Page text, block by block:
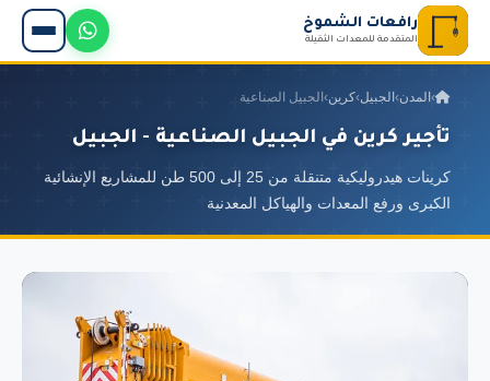
رافعات الشموخ
المتقدمة للمعدات الثقيلة
› المدن› الجبيل›كرين› الجبيل الصناعية
تأجير كرين في الجبيل الصناعية - الجبيل
كرينات هيدروليكية متنقلة من 25 إلى 500 طن للمشاريع الإنشائية
الكبرى ورفع المعدات والهياكل المعدنية